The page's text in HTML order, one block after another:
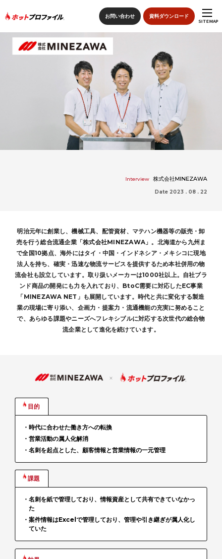
お問い合わせ 資料ダウンロード
SITEMAP
sitemap
ホットプロファイルの機能
導入の流れ
セミナー
お役立ち資料
パートナーシップ
営業支援コラム
メールマガジン
連携サービス
無料トライアル
Interview 株式会社MINEZAWA
Date 2023 . 08 . 22
明治元年に創業し、機械工具、配管資材、マテハン機器等の販売・卸
売を行う総合流通企業「株式会社MINEZAWA」。北海道から九州ま
で全国10拠点、海外にはタイ・中国・インドネシア・メキシコに現地
法人を持ち、確実・迅速な物流サービスを提供するため本社併用の物
流会社も設立しています。取り扱いメーカーは1000社以上。自社ブラ
ンド商品の開発にも力を入れており、BtoC需要に対応したEC事業
「MINEZAWA NET」も展開しています。時代と共に変化する製造
業の現場に寄り添い、企画力・提案力・流通機能の充実に努めること
で、あらゆる課題やニーズへフレキシブルに対応する次世代の総合物
流企業として進化を続けています。
×
目的
・時代に合わせた働き方への転換
・営業活動の属人化解消
・名刺を起点とした、顧客情報と営業情報の一元管理
課題
・名刺を紙で管理しており、情報資産として共有できていなかっ
た
・案件情報はExcelで管理しており、管理や引き継ぎが属人化し
ていた